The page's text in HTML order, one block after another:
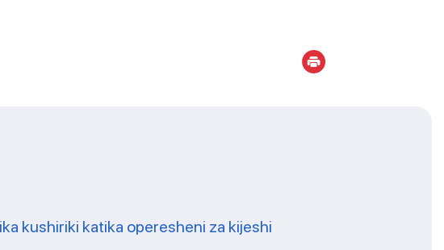
kushiriki katika operesheni za kijeshi